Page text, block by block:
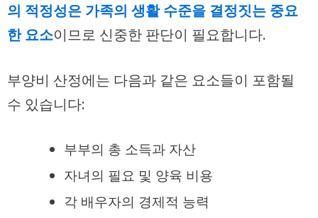
의 적정성은 가족의 생활 수준을 결정짓는 중요
한 요소이므로 신중한 판단이 필요합니다.
부양비 산정에는 다음과 같은 요소들이 포함될
수 있습니다:
부부의 총 소득과 자산
자녀의 필요 및 양육 비용
각 배우자의 경제적 능력